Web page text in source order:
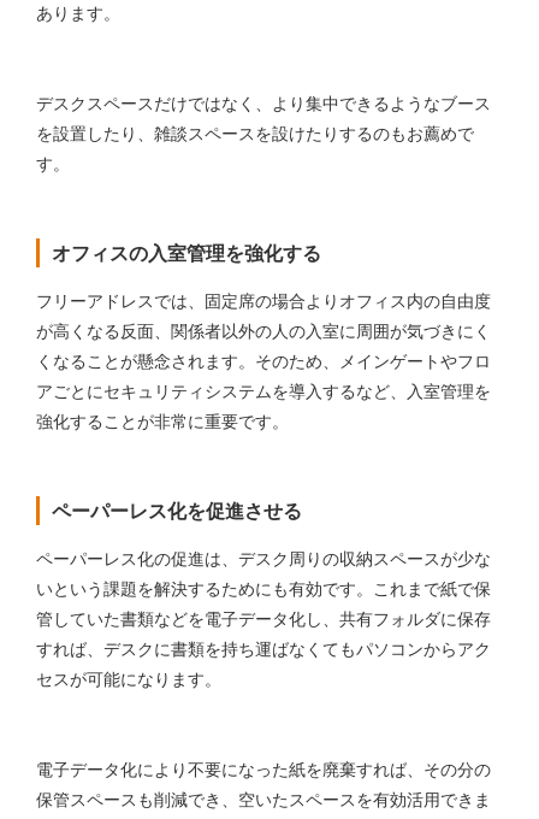
あります。
デスクスペースだけではなく、より集中できるようなブース
を設置したり、雑談スペースを設けたりするのもお薦めで
す。
オフィスの入室管理を強化する
フリーアドレスでは、固定席の場合よりオフィス内の自由度
が高くなる反面、関係者以外の人の入室に周囲が気づきにく
くなることが懸念されます。そのため、メインゲートやフロ
アごとにセキュリティシステムを導入するなど、入室管理を
強化することが非常に重要です。
ペーパーレス化を促進させる
ペーパーレス化の促進は、デスク周りの収納スペースが少な
いという課題を解決するためにも有効です。これまで紙で保
管していた書類などを電子データ化し、共有フォルダに保存
すれば、デスクに書類を持ち運ばなくてもパソコンからアク
セスが可能になります。
電子データ化により不要になった紙を廃棄すれば、その分の
保管スペースも削減でき、空いたスペースを有効活用できま